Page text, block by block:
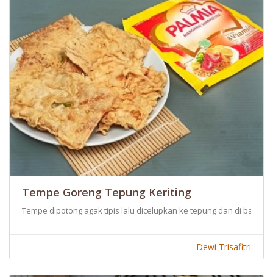
Tempe Goreng Tepung Keriting
Tempe dipotong agak tipis lalu dicelupkan ke tepung dan di balur
Dewi Trisafitri